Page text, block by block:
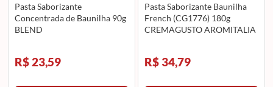
Pasta Saborizante
Concentrada de Baunilha 90g
BLEND
R$ 23,59
Pasta Saborizante Baunilha
French (CG1776) 180g
CREMAGUSTO AROMITALIA
R$ 34,79